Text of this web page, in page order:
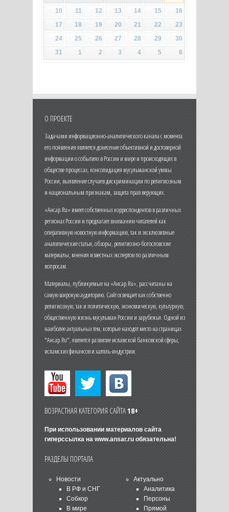
10
11 12 13 14 15
16
17
18 19 20 21 22
23
24
25 26 27 28 29
30
31
1 2 3 4 5 6
О ПРОЕКТЕ
Задачами информационно-аналитического канала с момента
его появления является донесение объективной и достоверной
информации о событиях в России и мире и происходящих в
обществе процессах, консолидация мусульманской уммы
России, выявление случаев дискриминации по религиозным
и национальным признакам, защита прав верующих.
«Ансар.Ru» имеет собственных корреспондентов в различных
регионах России и предлагает вниманию читателей как
оперативную новостную информацию, так и эксклюзивные
аналитические статьи, обзоры, религиозно-богословские
материалы, мнения известных экспертов по различным
вопросам.
Материалы, публикуемые на «Ансар.Ru», рассчитаны на
самую широкую аудиторию. Сайт освещает как собственно
религиозную, так и политическую, экономическую, культурную,
общественную жизнь мусульман России и зарубежья. Одной из
наиболее актуальных тем, которые находят место на страницах
"Ансар.Ru", является развитие исламской банковской сферы,
исламских финансов и халяль-индустрии.
ВОЗРАСТНАЯ КАТЕГОРИЯ САЙТА18+
При использовании материалов сайта
гиперссылка на www.ansar.ruобязательна!
РАЗДЕЛЫ ПОРТАЛА
Новости
В РФ и СНГ
Собкор
В мире
Актуально
Аналитика
Персоны
Прямой